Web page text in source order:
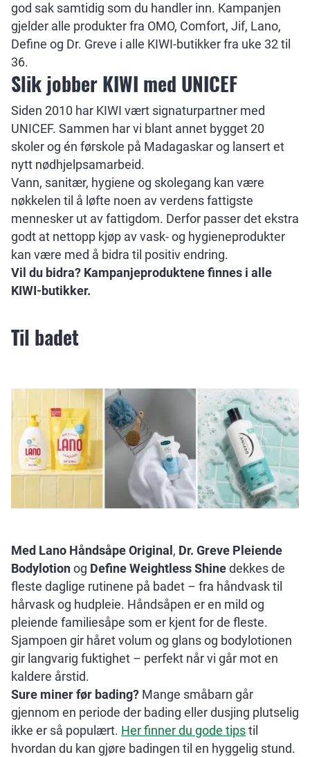
god sak samtidig som du handler inn. Kampanjen
gjelder alle produkter fra OMO, Comfort, Jif, Lano,
Define og Dr. Greve i alle KIWI-butikker fra uke 32 til
36.
Slik jobber KIWI med UNICEF
Siden 2010 har KIWI vært signaturpartner med
UNICEF. Sammen har vi blant annet bygget 20
skoler og én førskole på Madagaskar og lansert et
nytt nødhjelpsamarbeid.
Vann, sanitær, hygiene og skolegang kan være
nøkkelen til å løfte noen av verdens fattigste
mennesker ut av fattigdom. Derfor passer det ekstra
godt at nettopp kjøp av vask- og hygieneprodukter
kan være med å bidra til positiv endring.
Vil du bidra? Kampanjeproduktene finnes i alle
KIWI-butikker.
Til badet
Med Lano Håndsåpe Original , Dr. Greve Pleiende
Bodylotionog Define Weightless Shinedekkes de
fleste daglige rutinene på badet – fra håndvask til
hårvask og hudpleie. Håndsåpen er en mild og
pleiende familiesåpe som er kjent for de fleste.
Sjampoen gir håret volum og glans og bodylotionen
gir langvarig fuktighet – perfekt når vi går mot en
kaldere årstid.
Sure miner før bading? Mange småbarn går
gjennom en periode der bading eller dusjing plutselig
ikke er så populært. Her finner du gode tipstil
hvordan du kan gjøre badingen til en hyggelig stund.